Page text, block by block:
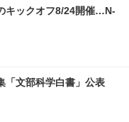
キックオフ8/24開催…N-
「文部科学白書」公表